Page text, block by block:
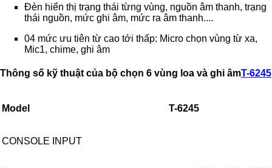
Đèn hiển thị trạng thái từng vùng, nguồn âm thanh, trạng
thái nguồn, mức ghi âm, mức ra âm thanh....
04 mức ưu tiên từ cao tới thấp: Micro chọn vùng từ xa,
Mic1, chime, ghi âm
Thông số kỹ thuật của bộ chọn 6 vùng loa và ghi âmT-6245
Model T-6245
CONSOLE INPUT